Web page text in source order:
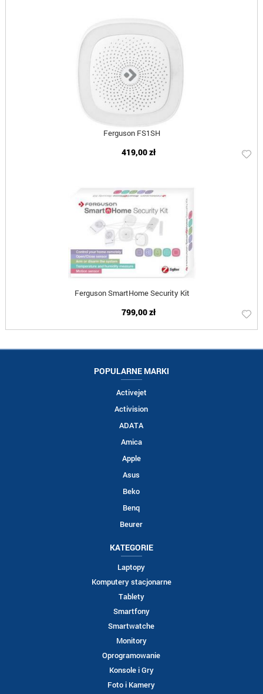
Ferguson FS1SH
419,00 zł
Ferguson SmartHome Security Kit
799,00 zł
POPULARNE MARKI
Activejet
Activision
ADATA
Amica
Apple
Asus
Beko
Benq
Beurer
KATEGORIE
Laptopy
Komputery stacjonarne
Tablety
Smartfony
Smartwatche
Monitory
Oprogramowanie
Konsole i Gry
Foto i Kamery